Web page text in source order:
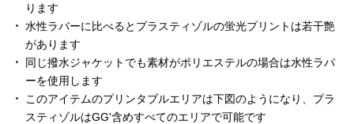
ります
水性ラバーに比べるとプラスティゾルの蛍光プリントは若干艶
があります
同じ撥水ジャケットでも素材がポリエステルの場合は水性ラバ
ーを使用します
このアイテムのプリンタブルエリアは下図のようになり、プラ
スティゾルはGG'含めすべてのエリアで可能です